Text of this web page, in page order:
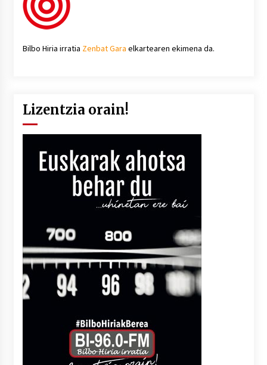
Bilbo Hiria irratia Zenbat Gara elkartearen ekimena da.
Lizentzia orain!